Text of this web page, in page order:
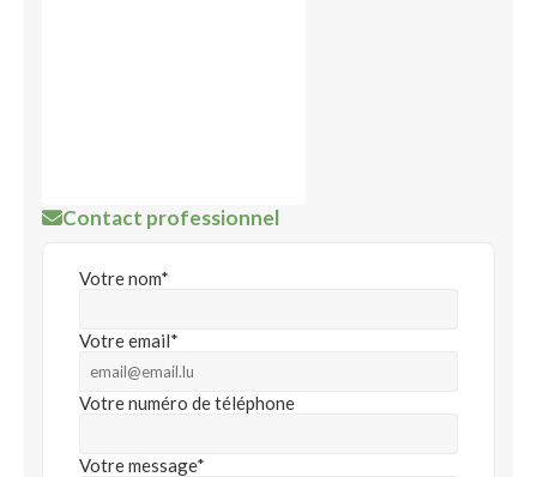
Contact professionnel
Votre nom*
Votre email*
Votre numéro de téléphone
Votre message*